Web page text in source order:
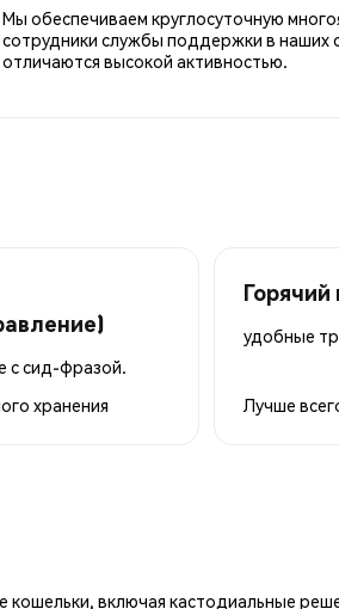
Мы обеспечиваем круглосуточную
сотрудники службы поддержки в наших
отличаются высокой активностью.
с сид-фразой.
хранения
удобные
Лучше
включая кастодиальные